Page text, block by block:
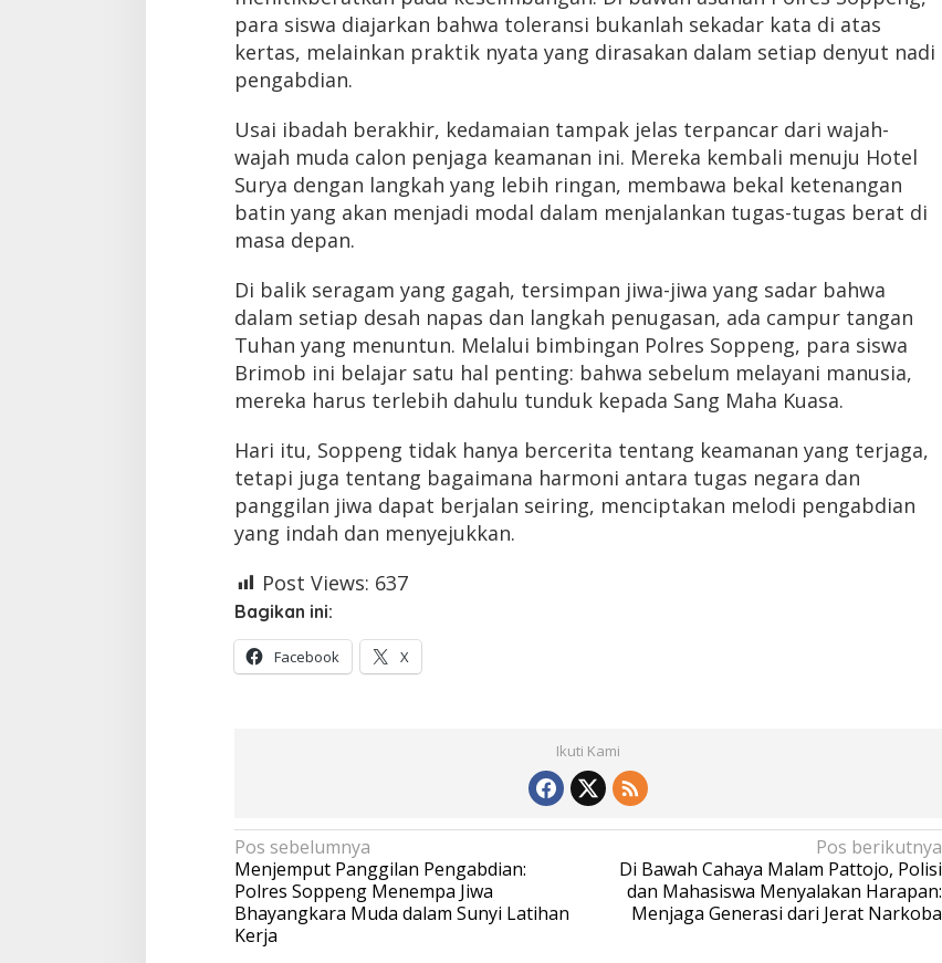
para siswa diajarkan bahwa toleransi bukanlah sekadar kata di atas
kertas, melainkan praktik nyata yang dirasakan dalam setiap denyut nadi
pengabdian.
Usai ibadah berakhir, kedamaian tampak jelas terpancar dari wajah-
wajah muda calon penjaga keamanan ini. Mereka kembali menuju Hotel
Surya dengan langkah yang lebih ringan, membawa bekal ketenangan
batin yang akan menjadi modal dalam menjalankan tugas-tugas berat di
masa depan.
Di balik seragam yang gagah, tersimpan jiwa-jiwa yang sadar bahwa
dalam setiap desah napas dan langkah penugasan, ada campur tangan
Tuhan yang menuntun. Melalui bimbingan Polres Soppeng, para siswa
Brimob ini belajar satu hal penting: bahwa sebelum melayani manusia,
mereka harus terlebih dahulu tunduk kepada Sang Maha Kuasa.
Hari itu, Soppeng tidak hanya bercerita tentang keamanan yang terjaga,
tetapi juga tentang bagaimana harmoni antara tugas negara dan
panggilan jiwa dapat berjalan seiring, menciptakan melodi pengabdian
yang indah dan menyejukkan.
Post Views: 637
Bagikan ini:
Facebook X
Ikuti Kami
Navigasi
pos
Pos sebelumnya
Menjemput Panggilan Pengabdian:
Polres Soppeng Menempa Jiwa
Bhayangkara Muda dalam Sunyi Latihan
Kerja
Pos berikutnya
Di Bawah Cahaya Malam Pattojo, Polisi
dan Mahasiswa Menyalakan Harapan:
Menjaga Generasi dari Jerat Narkoba